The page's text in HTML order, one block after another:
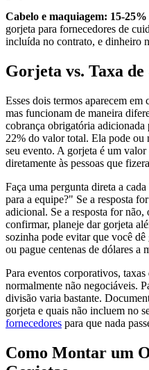
Cabelo e maquiagem: 15-
gorjeta para fornecedores de
incluída no contrato, e dinheiro
Gorjeta vs. Taxa de
Esses dois termos aparecem
mas funcionam de maneira
cobrança obrigatória
22% do valor total. Ela pode ou
seu evento. A gorjeta é um
diretamente às pessoas que
Faça uma pergunta direta a
para a equipe?" Se a resposta
adicional. Se a resposta for
confirmar, planeje dar gorjeta
sozinha pode evitar que você
ou pague centenas de dólares a
Para eventos corporativos,
normalmente não negociáveis.
divisão varia bastante.
gorjeta e quais não incluem no
fornecedores para que nada
Como Montar um